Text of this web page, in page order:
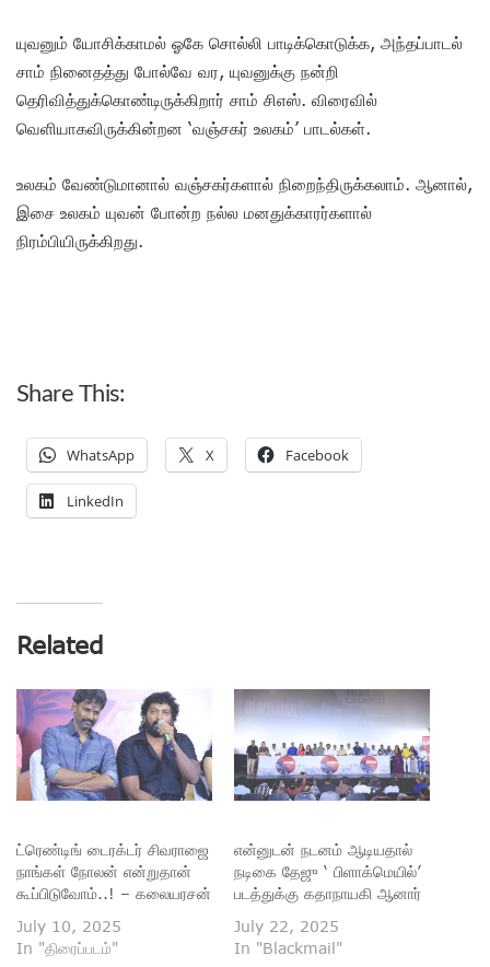
யுவனும் யோசிக்காமல் ஓகே சொல்லி பாடிக்கொடுக்க, அந்தப்பாடல்
சாம் நினைதத்து போல்வே வர, யுவனுக்கு நன்றி
தெரிவித்துக்கொண்டிருக்கிறார் சாம் சிஎஸ். விரைவில்
வெளியாகவிருக்கின்றன ‘வஞ்சகர் உலகம்’ பாடல்கள்.
உலகம் வேண்டுமானால் வஞ்சகர்களால் நிறைந்திருக்கலாம். ஆனால்,
இசை உலகம் யுவன் போன்ற நல்ல மனதுக்காரர்களால்
நிரம்பியிருக்கிறது.
Share This:
WhatsApp X Facebook
LinkedIn
Related
ட்ரெண்டிங் டைரக்டர் சிவராஜை
நாங்கள் நோலன் என்றுதான்
கூப்பிடுவோம்..! – கலையரசன்
July 10, 2025
In "திரைப்படம்"
என்னுடன் நடனம் ஆடியதால்
நடிகை தேஜு ‘ பிளாக்மெயில்’
படத்துக்கு கதாநாயகி ஆனார்
July 22, 2025
In "Blackmail"